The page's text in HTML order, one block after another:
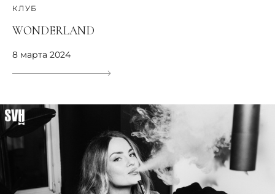
КЛУБ
WONDERLAND
8 марта 2024